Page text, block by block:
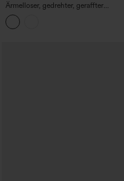
Ärmelloser, gedrehter, geraffter
Jumpsuit mit integriertem BH,
unsichtbarem Reißverschluss, Streifen
und Waffelstruktur – lässig, mit